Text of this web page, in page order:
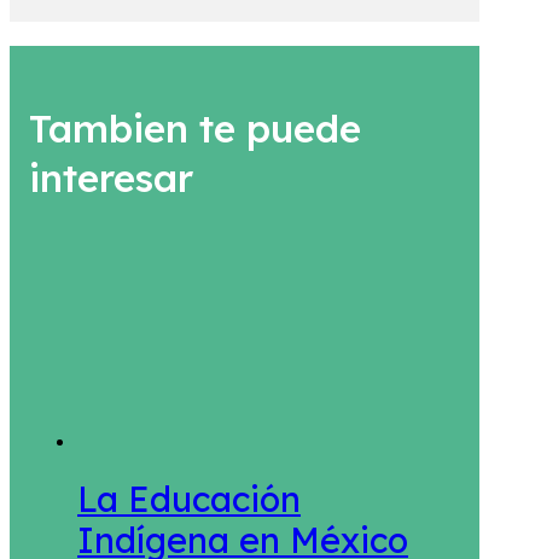
Tambien te puede
interesar
La Educación
Indígena en México